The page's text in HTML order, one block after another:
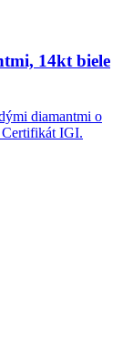
14kt biele
diamantmi o
Certifikát IGI.